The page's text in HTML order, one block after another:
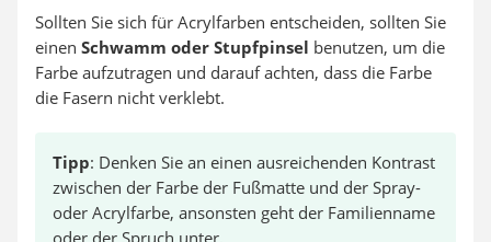
Sollten Sie sich für Acrylfarben entscheiden, sollten Sie
einen Schwamm oder Stupfpinsel benutzen, um die
Farbe aufzutragen und darauf achten, dass die Farbe
die Fasern nicht verklebt.
Tipp: Denken Sie an einen ausreichenden Kontrast
zwischen der Farbe der Fußmatte und der Spray-
oder Acrylfarbe, ansonsten geht der Familienname
oder der Spruch unter.